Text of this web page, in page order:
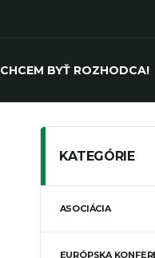
CHCEM BYŤ ROZHODCA!
KATEGÓRIE
ASOCIÁCIA
EURÓPSKA